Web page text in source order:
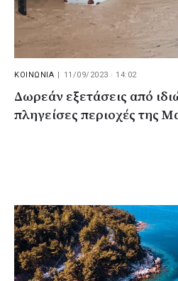
ΚΟΙΝΩΝΙΑ 11/09/2023 · 14:02
Δωρεάν εξετάσεις από
πληγείσες περιοχές της